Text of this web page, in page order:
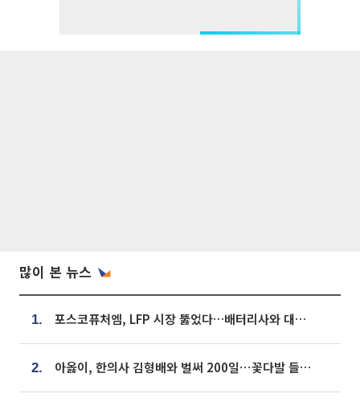
많이 본 뉴스
1. 포스코퓨처엠, LFP 시장 뚫었다…배터리사와 대규모 장기 공급 합의
2. 아옳이, 한의사 김형배와 벌써 200일⋯꽃다발 들고 "프러포즈 아냐"